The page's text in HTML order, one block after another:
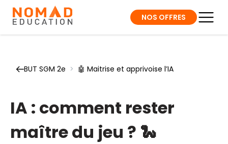
NOS OFFRES
BUT SGM 2e > 🤖 Maitrise et apprivoise l’IA
IA : comment rester
maître du jeu ? 🐍